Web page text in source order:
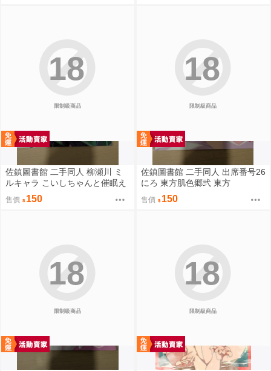
限制級商品
18
佐鎮圖書館 二手同人 柳瀬川 ミ
ルキャラ こいしちゃんと催眠え
っち 2 東方
售價 150
限制級商品
18
佐鎮圖書館 二手同人 出席番号26
にろ 東方肌色郷弐 東方
售價 150
限制級商品
18
限制級商品
18